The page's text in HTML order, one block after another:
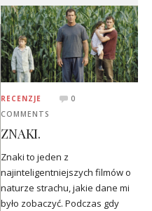
RECENZJE
0
COMMENTS
ZNAKI.
Znaki to jeden z
najinteligentniejszych filmów o
naturze strachu, jakie dane mi
było zobaczyć. Podczas gdy